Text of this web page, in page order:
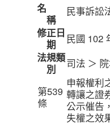
名
稱
民事訴訟
修正日
期
民國 102
法規類
別
司法 ＞
第539
條
申報權利
轉讓之證
公示催告
失權之效